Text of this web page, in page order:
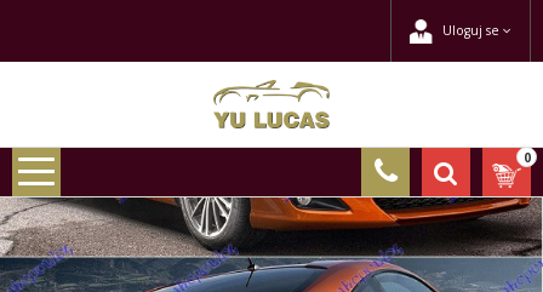
Uloguj se
0